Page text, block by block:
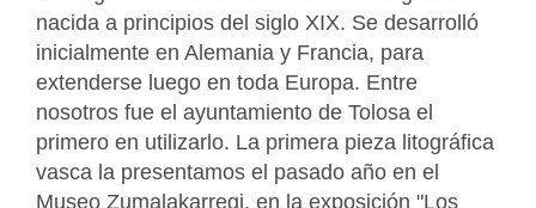
nacida a principios del siglo XIX. Se desarrolló
inicialmente en Alemania y Francia, para
extenderse luego en toda Europa. Entre
nosotros fue el ayuntamiento de Tolosa el
primero en utilizarlo. La primera pieza litográfica
vasca la presentamos el pasado año en el
Museo Zumalakarregi, en la exposición "Los